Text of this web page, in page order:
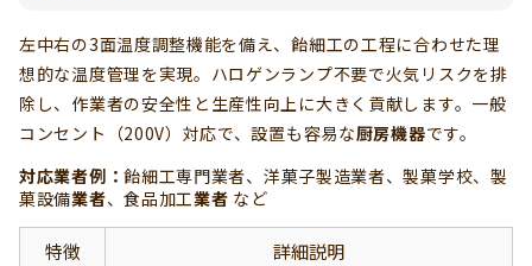
左中右の3面温度調整機能を備え、飴細工の工程に合わせた理
想的な温度管理を実現。ハロゲンランプ不要で火気リスクを排
除し、作業者の安全性と生産性向上に大きく貢献します。一般
コンセント（200V）対応で、設置も容易な厨房機器です。
対応業者例：飴細工専門業者、洋菓子製造業者、製菓学校、製
菓設備業者、食品加工業者 など
特徴
詳細説明